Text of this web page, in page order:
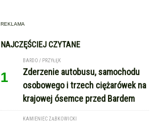
REKLAMA
NAJCZĘŚCIEJ CZYTANE
1
BARDO / PRZYŁĘK
Zderzenie autobusu, samochodu
osobowego i trzech ciężarówek na
krajowej ósemce przed Bardem
KAMIENIEC ZĄBKOWICKI